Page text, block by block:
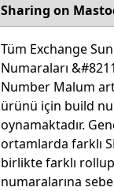
Sharing on
Tüm Exchange
Numaraları
Number Malum
ürünü için build
oynamaktadır.
ortamlarda farklı
birlikte farklı
numaralarına